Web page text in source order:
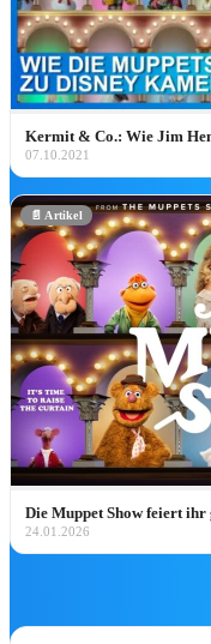
Kermit & Co.: Wie Jim
07.10.2021
📄 Artikel
Die Muppet Show feiert
24.01.2026